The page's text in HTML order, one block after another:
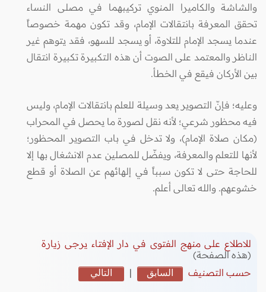
والشاشة والكاميرا المنوي تركيبهما في مصلى النساء
تحقق المعرفة بانتقالات الإمام، وقد تكون مهمة خصوصاً
عندما يسجد الإمام للتلاوة، أو يسجد للسهو، فقد يتوهم غير
الناظر والمعتمد على الصوت أن هذه التكبيرة تكبيرة انتقال
بين الأركان فيقع في الخطأ.
وعليه؛ فإنّ التصوير يعد وسيلة للعلم بانتقالات الإمام، وليس
فيه محظور شرعي؛ لأنه نقل لصورة ما يحصل في المحراب
(مكان صلاة الإمام)، ولا تدخل في باب التصوير المحظور؛
لأنها للتعلم والمعرفة، ويفضّل للمصلين عدم الانشغال بها إلا
للحاجة حتى لا تكون سبباً في إلهائهم عن الصلاة أو قطع
خشوعهم. والله تعالى أعلم.
للاطلاع على منهج الفتوى في دار الإفتاء يرجى زيارة
(هذه الصفحة)
حسب التصنيف
السابق | التالي